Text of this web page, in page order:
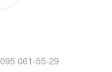
095 061-55-29